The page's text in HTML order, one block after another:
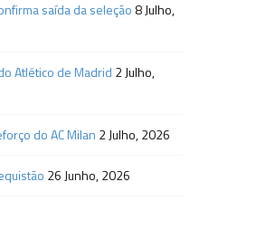
saída da seleção 8 Julho,
Atlético de Madrid 2 Julho,
do AC Milan 2 Julho, 2026
26 Junho, 2026